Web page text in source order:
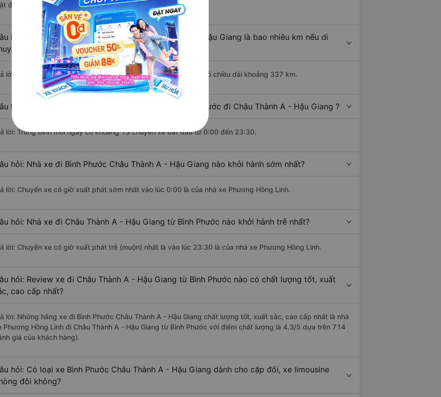
độ giao thông thuận lợi.
hỏi: Khoảng cách từ Bình Phước đi Châu Thành A - Hậu Giang là bao nhiêu km nếu di
bằng xe khách?
lời: Đoạn đường đi Châu Thành A - Hậu Giang từ Bình Phước có chiều dài khoảng 337 km.
hỏi: Mỗi ngày có bao nhiêu chuyến xe khách Bình Phước đi Châu Thành A - Hậu Giang ?
lời: Trung bình mỗi ngày có khoảng 13 chuyến xe bắt đầu từ 0:00 đến 23:30.
hỏi: Nhà xe đi Bình Phước Châu Thành A - Hậu Giang nào khởi hành sớm nhất?
lời: Chuyến xe có giờ xuất phát sớm nhất vào lúc 0:00 là của nhà xe Phương Hồng Linh.
hỏi: Nhà xe đi Châu Thành A - Hậu Giang từ Bình Phước nào khởi hành trễ nhất?
lời: Chuyến xe có giờ xuất phát trễ (muộn) nhất là vào lúc 23:30 là của nhà xe Phương Hồng Linh.
hỏi: Review xe đi Châu Thành A - Hậu Giang từ Bình Phước nào có chất lượng tốt, xuất
cao cấp nhất?
lời: Những hãng xe đi Bình Phước Châu Thành A - Hậu Giang chất lượng tốt, xuất sắc, cao cấp nhất là nhà
Phương Hồng Linh đi Châu Thành A - Hậu Giang từ Bình Phước với điểm chất lượng là 4.3/5 dựa trên 714
giá của khách hàng).
hỏi: Có loại xe Bình Phước Châu Thành A - Hậu Giang dành cho cặp đôi, xe limousine
đôi không?